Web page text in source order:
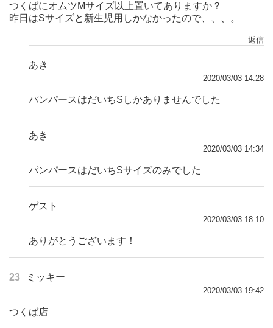
つくばにオムツMサイズ以上置いてありますか？
昨日はSサイズと新生児用しかなかったので、、、。
返信
あき
2020/03/03 14:28
パンパースはだいちSしかありませんでした
あき
2020/03/03 14:34
パンパースはだいちSサイズのみでした
ゲスト
2020/03/03 18:10
ありがとうございます！
23 ミッキー
2020/03/03 19:42
つくば店